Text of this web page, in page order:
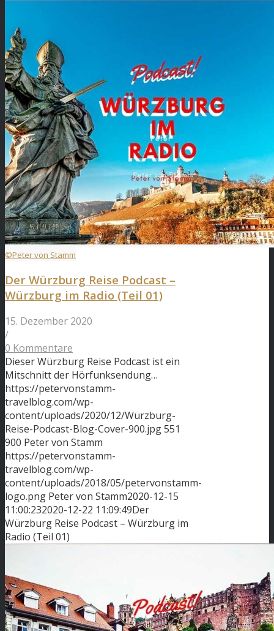
©Peter von Stamm
Der Würzburg Reise Podcast –
Würzburg im Radio (Teil 01)
15. Dezember 2020
/
0 Kommentare
Dieser Würzburg Reise Podcast ist ein
Mitschnitt der Hörfunksendung…
https://petervonstamm-
travelblog.com/wp-
content/uploads/2020/12/Würzburg-
Reise-Podcast-Blog-Cover-900.jpg551
900 Peter von Stamm
https://petervonstamm-
travelblog.com/wp-
content/uploads/2018/05/petervonstamm-
logo.png Peter von Stamm2020-12-15
11:00:232020-12-22 11:09:49Der
Würzburg Reise Podcast – Würzburg im
Radio (Teil 01)